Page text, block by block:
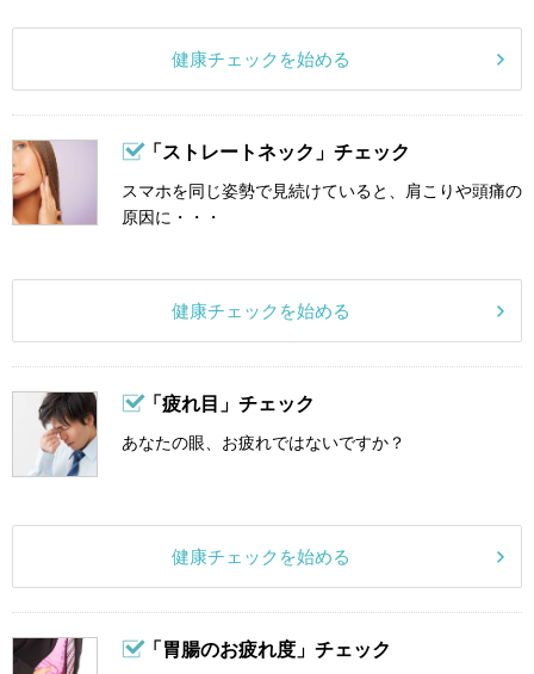
健康チェックを始める
「ストレートネック」チェック
スマホを同じ姿勢で見続けていると、肩こりや頭痛の
原因に・・・
健康チェックを始める
「疲れ目」チェック
あなたの眼、お疲れではないですか？
健康チェックを始める
「胃腸のお疲れ度」チェック